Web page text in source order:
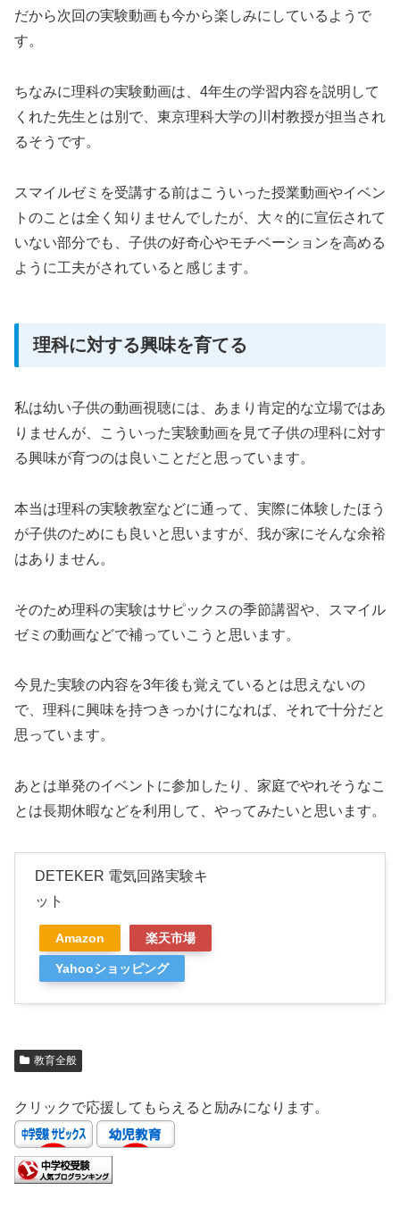
だから次回の実験動画も今から楽しみにしているようで
す。
ちなみに理科の実験動画は、4年生の学習内容を説明して
くれた先生とは別で、東京理科大学の川村教授が担当され
るそうです。
スマイルゼミを受講する前はこういった授業動画やイベン
トのことは全く知りませんでしたが、大々的に宣伝されて
いない部分でも、子供の好奇心やモチベーションを高める
ように工夫がされていると感じます。
理科に対する興味を育てる
私は幼い子供の動画視聴には、あまり肯定的な立場ではあ
りませんが、こういった実験動画を見て子供の理科に対す
る興味が育つのは良いことだと思っています。
本当は理科の実験教室などに通って、実際に体験したほう
が子供のためにも良いと思いますが、我が家にそんな余裕
はありません。
そのため理科の実験はサピックスの季節講習や、スマイル
ゼミの動画などで補っていこうと思います。
今見た実験の内容を3年後も覚えているとは思えないの
で、理科に興味を持つきっかけになれば、それで十分だと
思っています。
あとは単発のイベントに参加したり、家庭でやれそうなこ
とは長期休暇などを利用して、やってみたいと思います。
DETEKER 電気回路実験キ
ット
Amazon 楽天市場
Yahooショッピング
教育全般
クリックで応援してもらえると励みになります。